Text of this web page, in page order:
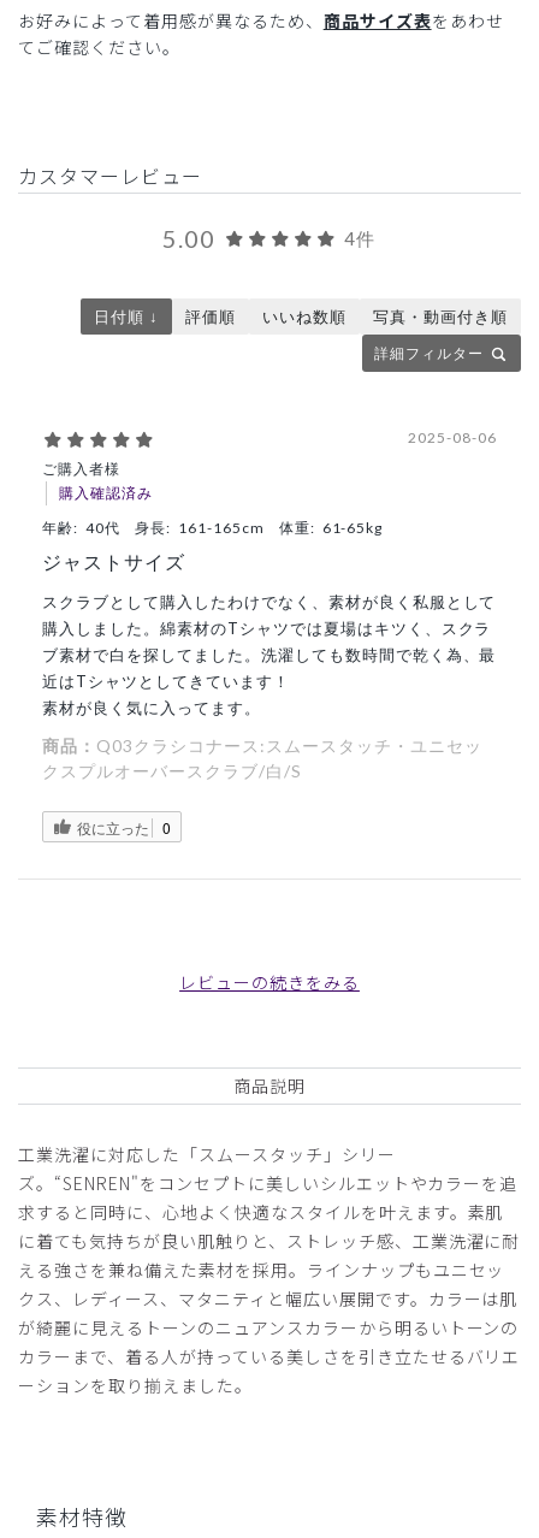
お好みによって着用感が異なるため、 商品サイズ表をあわせ
てご確認ください。
カスタマーレビュー
5.00 4件
詳細フィルター
日付順 ↓ 評価順 いいね数順 写真・動画付き順
ご購入者様
購入確認済み
2025-08-06
年齢: 40代 身長: 161-165cm 体重: 61-65kg
ジャストサイズ
スクラブとして購入したわけでなく、素材が良く私服として
購入しました。綿素材のTシャツでは夏場はキツく、スクラ
ブ素材で白を探してました。洗濯しても数時間で乾く為、最
近はTシャツとしてきています！
素材が良く気に入ってます。
商品： Q03クラシコナース:スムースタッチ・ユニセッ
クスプルオーバースクラブ/白/S
役に立った 0
着心地が良いです
以前の職場で使用していたこともあり購入しました。ほど良
いです。また必要時買い足していきたいと思います。
商品：Q03クラシコナース:スムースタッチ・ユニセッ
クスプルオーバースクラブ/ネイビー/3L
役に立った 0
着心地はとても良かった
レビューの続きをみる
商品説明
工業洗濯に対応した「スムースタッチ」シリー
ズ。“SENREN"をコンセプトに美しいシルエットやカラーを追
求すると同時に、心地よく快適なスタイルを叶えます。素肌
に着ても気持ちが良い肌触りと、ストレッチ感、工業洗濯に耐
える強さを兼ね備えた素材を採用。ラインナップもユニセッ
クス、レディース、マタニティと幅広い展開です。カラーは肌
が綺麗に見えるトーンのニュアンスカラーから明るいトーンの
カラーまで、着る人が持っている美しさを引き立たせるバリエ
ーションを取り揃えました。
素材特徴